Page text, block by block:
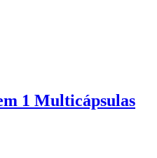
1 Multicápsulas